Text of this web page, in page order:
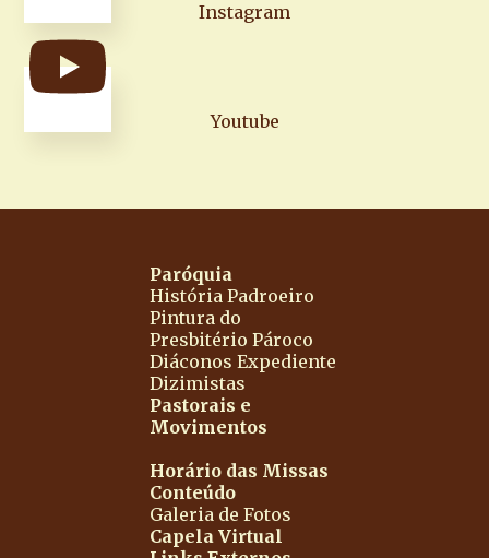
Instagram
Youtube
Paróquia
História Padroeiro
Pintura do
Presbitério Pároco
Diáconos Expediente
Dizimistas
Pastorais e
Movimentos
Horário das Missas
Conteúdo
Galeria de Fotos
Capela Virtual